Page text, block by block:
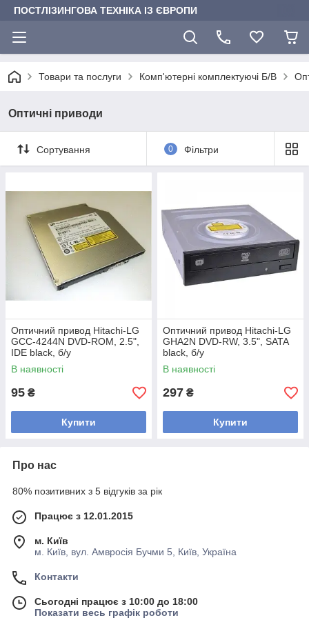
ПОСТЛІЗИНГОВА ТЕХНІКА ІЗ ЄВРОПИ
Товари та послуги Комп'ютерні комплектуючі Б/В
Оптичні приводи
Сортування 0 Фільтри
Оптичний привод Hitachi-LG
GCC-4244N DVD-ROM, 2.5",
IDE black, б/у
В наявності
95 ₴
Купити
Оптичний привод Hitachi-LG
GHA2N DVD-RW, 3.5", SATA
black, б/у
В наявності
297 ₴
Купити
Про нас
80% позитивних з 5 відгуків за рік
Працює з 12.01.2015
м. Київ
м. Київ, вул. Амвросія Бучми 5, Київ, Україна
Контакти
Сьогодні працює з 10:00 до 18:00
Показати весь графік роботи